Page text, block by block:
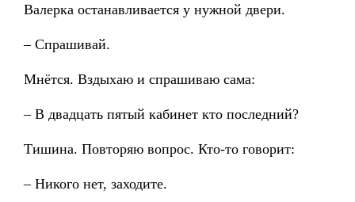
Валерка останавливается у нужной двери.
– Спрашивай.
Мнётся. Вздыхаю и спрашиваю сама:
– В двадцать пятый кабинет кто последний?
Тишина. Повторяю вопрос. Кто-то говорит:
– Никого нет, заходите.